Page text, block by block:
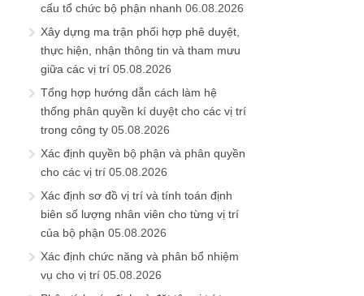
cấu tổ chức bộ phận nhanh 06.08.2026
Xây dựng ma trận phối hợp phê duyệt,
thực hiện, nhận thông tin và tham mưu
giữa các vị trí 05.08.2026
Tổng hợp hướng dẫn cách làm hệ
thống phân quyền kí duyệt cho các vị trí
trong công ty 05.08.2026
Xác định quyền bộ phận và phân quyền
cho các vị trí 05.08.2026
Xác định sơ đồ vị trí và tính toán định
biên số lượng nhân viên cho từng vị trí
của bộ phận 05.08.2026
Xác định chức năng và phân bổ nhiệm
vụ cho vị trí 05.08.2026